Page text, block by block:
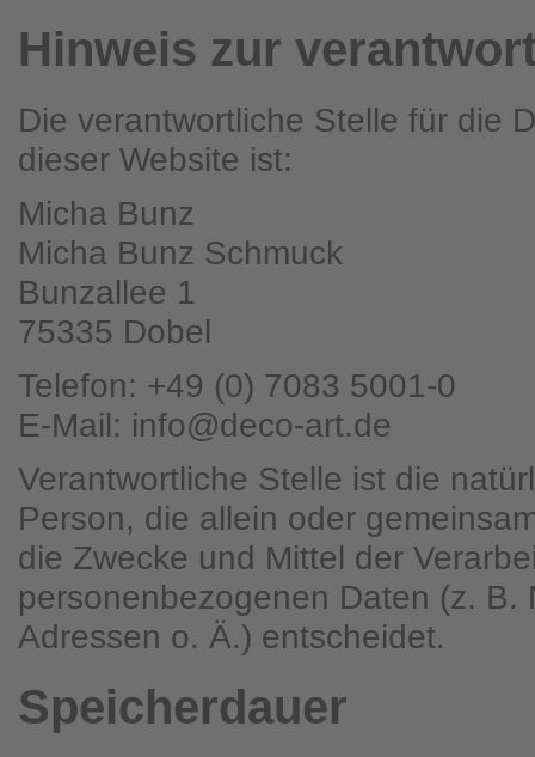
Hinweis zur
Die verantwortliche Stelle für die
dieser Website ist:
Micha Bunz
Micha Bunz Schmuck
Bunzallee 1
75335 Dobel
Telefon: +49 (0) 7083 5001-0
E-Mail: info@deco-art.de
Verantwortliche Stelle ist die
Person, die allein oder
die Zwecke und Mittel der
personenbezogenen Daten (z. B.
Adressen o. Ä.) entscheidet.
Speicherdauer